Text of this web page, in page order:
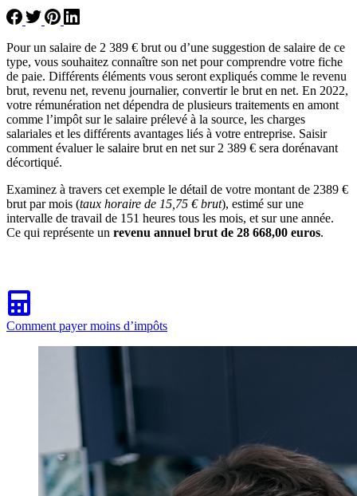
Pour un salaire de 2 389 € brut ou d’une suggestion de salaire de ce
type, vous souhaitez connaître son net pour comprendre votre fiche
de paie. Différents éléments vous seront expliqués comme le revenu
brut, revenu net, revenu journalier, convertir le brut en net. En 2022,
votre rémunération net dépendra de plusieurs traitements en amont
comme l’impôt sur le salaire prélevé à la source, les charges
salariales et les différents avantages liés à votre entreprise. Saisir
comment évaluer le salaire brut en net sur 2 389 € sera dorénavant
décortiqué.
Examinez à travers cet exemple le détail de votre montant de 2389 €
brut par mois (taux horaire de 15,75 € brut), estimé sur une
intervalle de travail de 151 heures tous les mois, et sur une année.
Ce qui représente un revenu annuel brut de 28 668,00 euros.
Comment payer moins d’impôts